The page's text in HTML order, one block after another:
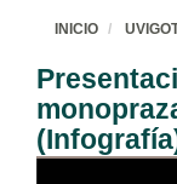
INICIO